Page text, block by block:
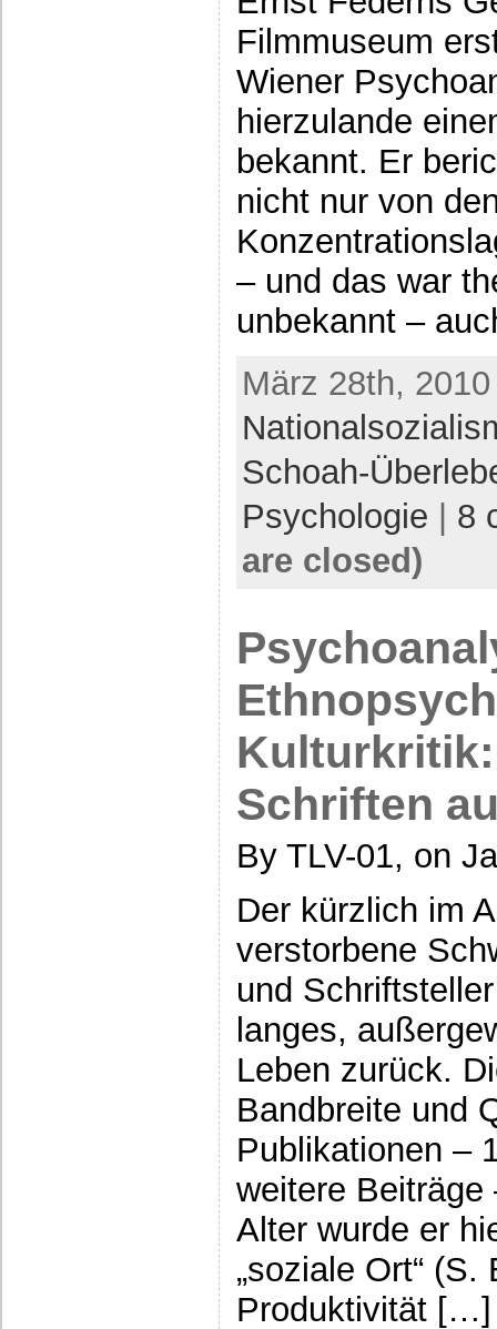
Filmmuseum
Wiener
hierzulande
bekannt. Er
nicht nur von
– und das war
unbekannt –
März 28th,
Schoah-
Psychologie
8
are closed)
Schriften
By TLV-01, on
Der kürzlich im
verstorbene
und
langes,
Leben zurück.
Bandbreite und
Publikationen –
weitere
Alter wurde er
„soziale Ort“
Produktivität […]